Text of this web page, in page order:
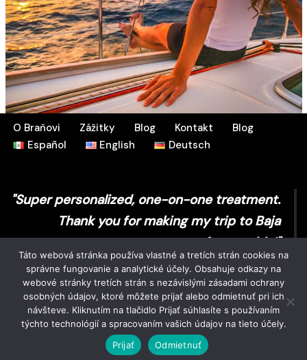
O Braňovi Zážitky Blog Kontakt
Blog
Español
English Deutsch
"Super personalized, one-on-one treatment.
Thank you for making my trip to Baja
unforgettable!"
Sarah T.
2022 | Designed byAzul Unlimited
Táto webová stránka používa vlastné a tretích strán cookies na
správne fungovanie a analytické účely. Obsahuje odkazy na
webové stránky tretích strán s nezávislými zásadami ochrany
osobných údajov, ktoré môžete prijať alebo odmietnuť pri ich
návšteve. Kliknutím na tlačidlo Prijať súhlasíte s používaním
týchto technológií a spracovaním vašich údajov na tieto účely.
Prijať
Odmietnuť